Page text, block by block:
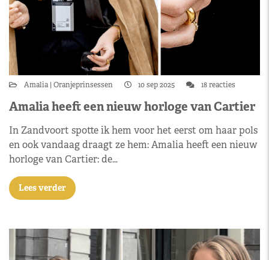
Amalia Oranjeprinsessen 10 sep 2025 18 reacties
Amalia heeft een nieuw horloge van Cartier
In Zandvoort spotte ik hem voor het eerst om haar pols
en ook vandaag draagt ze hem: Amalia heeft een nieuw
horloge van Cartier: de…
Lees verder